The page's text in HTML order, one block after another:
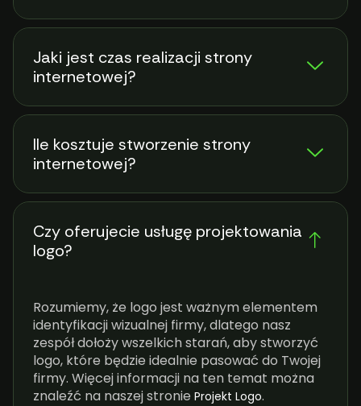
Jaki jest czas realizacji strony
internetowej?
Ile kosztuje stworzenie strony
internetowej?
Czy oferujecie usługę projektowania
logo?
Rozumiemy, że logo jest ważnym elementem
identyfikacji wizualnej firmy, dlatego nasz
zespół dołoży wszelkich starań, aby stworzyć
logo, które będzie idealnie pasować do Twojej
firmy. Więcej informacji na ten temat można
znaleźć na naszej stronie Projekt Logo.